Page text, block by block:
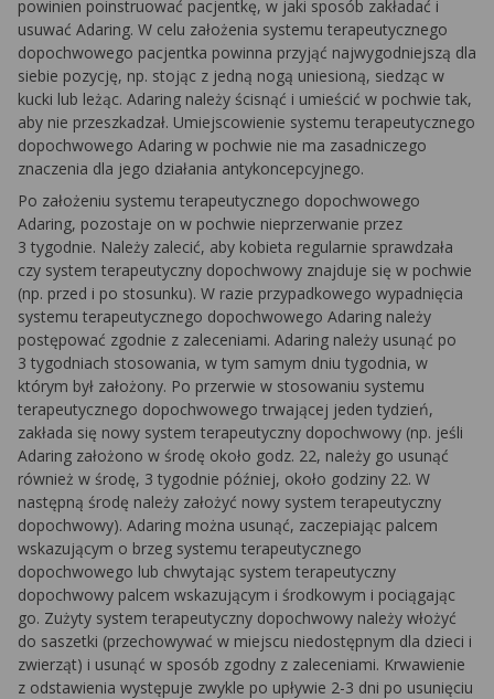
powinien poinstruować pacjentkę, w jaki sposób zakładać i
usuwać Adaring. W celu założenia systemu terapeutycznego
dopochwowego pacjentka powinna przyjąć najwygodniejszą dla
siebie pozycję, np. stojąc z jedną nogą uniesioną, siedząc w
kucki lub leżąc. Adaring należy ścisnąć i umieścić w pochwie tak,
aby nie przeszkadzał. Umiejscowienie systemu terapeutycznego
dopochwowego Adaring w pochwie nie ma zasadniczego
znaczenia dla jego działania antykoncepcyjnego.
Po założeniu systemu terapeutycznego dopochwowego
Adaring, pozostaje on w pochwie nieprzerwanie przez
3 tygodnie. Należy zalecić, aby kobieta regularnie sprawdzała
czy system terapeutyczny dopochwowy znajduje się w pochwie
(np. przed i po stosunku). W razie przypadkowego wypadnięcia
systemu terapeutycznego dopochwowego Adaring należy
postępować zgodnie z zaleceniami. Adaring należy usunąć po
3 tygodniach stosowania, w tym samym dniu tygodnia, w
którym był założony. Po przerwie w stosowaniu systemu
terapeutycznego dopochwowego trwającej jeden tydzień,
zakłada się nowy system terapeutyczny dopochwowy (np. jeśli
Adaring założono w środę około godz. 22, należy go usunąć
również w środę, 3 tygodnie później, około godziny 22. W
następną środę należy założyć nowy system terapeutyczny
dopochwowy). Adaring można usunąć, zaczepiając palcem
wskazującym o brzeg systemu terapeutycznego
dopochwowego lub chwytając system terapeutyczny
dopochwowy palcem wskazującym i środkowym i pociągając
go. Zużyty system terapeutyczny dopochwowy należy włożyć
do saszetki (przechowywać w miejscu niedostępnym dla dzieci i
zwierząt) i usunąć w sposób zgodny z zaleceniami. Krwawienie
z odstawienia występuje zwykle po upływie 2-3 dni po usunięciu